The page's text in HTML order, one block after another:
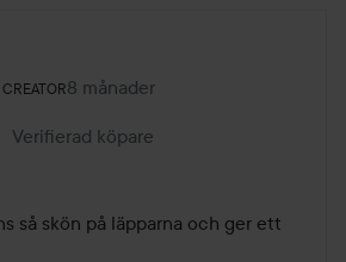
CREATORroll: Lyko Creator.
8 månader
Inlägget skapades 8 månader
Verifierad köpare
så skön på läpparna och ger ett